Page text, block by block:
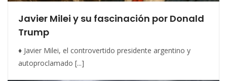
Javier Milei y su fascinación por Donald
Trump
♦ Javier Milei, el controvertido presidente argentino y
autoproclamado [...]